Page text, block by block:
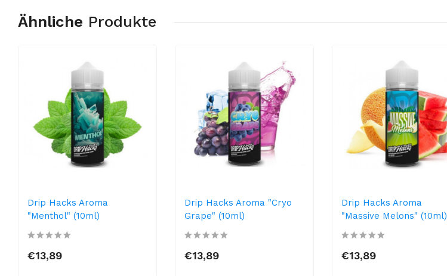
Ähnliche Produkte
Drip Hacks Aroma
"Menthol" (10ml)
€13,89
Drip Hacks Aroma "Cryo
Grape" (10ml)
€13,89
Drip Hacks Aroma
"Massive Melons" (10ml)
€13,89